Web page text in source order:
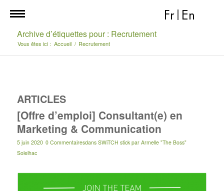
Fr En
Archive d’étiquettes pour : Recrutement
Vous êtes ici : Accueil / Recrutement
ARTICLES
[Offre d’emploi] Consultant(e) en
Marketing & Communication
5 juin 2020 0 Commentairesdans SWiTCH stick par Armelle "The Boss"
Solelhac